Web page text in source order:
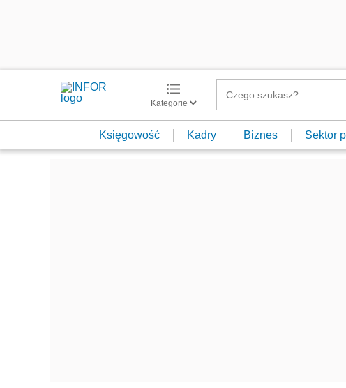
Kategorie
Księgowość Kadry Biznes Sektor